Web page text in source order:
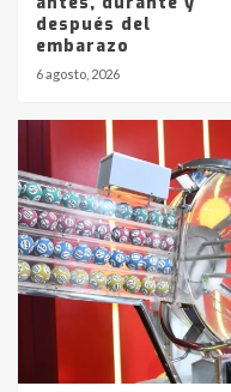
después del
embarazo
6 agosto, 2026